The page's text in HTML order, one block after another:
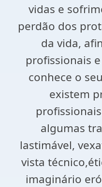
vidas e
perdão dos
da vida,
profissionais
conhece o
existem
algumas
lastimável,
vista
imaginário